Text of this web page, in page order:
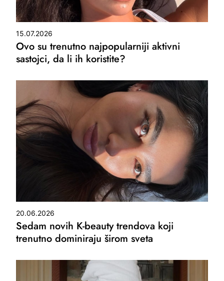
15.07.2026
Ovo su trenutno najpopularniji aktivni
sastojci, da li ih koristite?
20.06.2026
Sedam novih K-beauty trendova koji
trenutno dominiraju širom sveta